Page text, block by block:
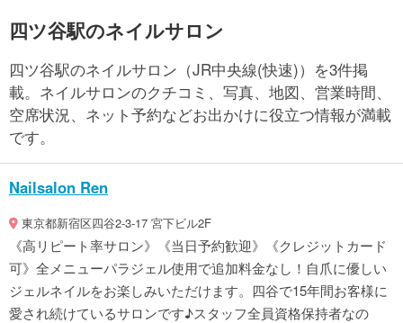
四ツ谷駅のネイルサロン
四ツ谷駅のネイルサロン（JR中央線(快速)）を3件掲
載。ネイルサロンのクチコミ、写真、地図、営業時間、
空席状況、ネット予約などお出かけに役立つ情報が満載
です。
Nailsalon Ren
東京都新宿区四谷2-3-17 宮下ビル2F
《高リピート率サロン》《当日予約歓迎》《クレジットカード
可》全メニューパラジェル使用で追加料金なし！自爪に優しい
ジェルネイルをお楽しみいただけます。四谷で15年間お客様に
愛され続けているサロンです♪スタッフ全員資格保持者なの